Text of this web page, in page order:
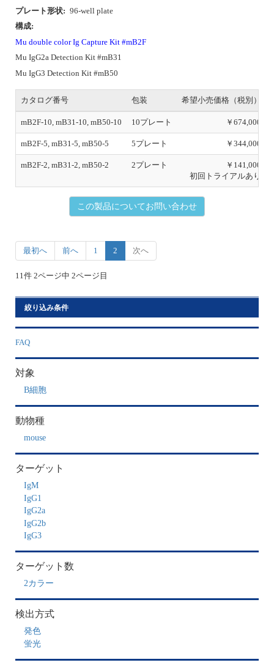
プレート形状: 96-well plate
構成:
Mu double color Ig Capture Kit #mB2F
Mu IgG2a Detection Kit #mB31
Mu IgG3 Detection Kit #mB50
カタログ番号 包装 希望小売価格（税別）
mB2F-10, mB31-10, mB50-10 10プレート ￥674,000
mB2F-5, mB31-5, mB50-5 5プレート ￥344,000
mB2F-2, mB31-2, mB50-2 2プレート
￥141,000
初回トライアルあり
この製品についてお問い合わせ
最初へ 前へ 1 2 次へ
11件 2ページ中 2ページ目
絞り込み条件
FAQ
対象
B細胞
動物種
mouse
ターゲット
IgM
IgG1
IgG2a
IgG2b
IgG3
ターゲット数
2カラー
検出方式
発色
蛍光